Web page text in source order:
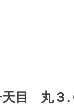
天目 丸３